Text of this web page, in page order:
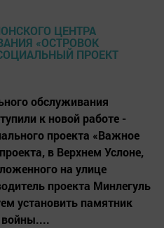
обслуживания
к новой работе -
проекта «Важное
в Верхнем Услоне,
на улице
проекта Минлегуль
установить памятник